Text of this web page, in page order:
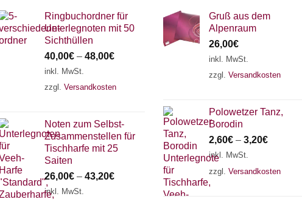
Ringbuchordner für
Unterlegnoten mit 50
Sichthüllen
40,00€ – 48,00€
inkl. MwSt.
zzgl. Versandkosten
Noten zum Selbst-
Zusammenstellen für
Tischharfe mit 25
Saiten
26,00€ – 43,20€
inkl. MwSt.
Gruß aus dem
Alpenraum
26,00€
inkl. MwSt.
zzgl. Versandkosten
Polowetzer Tanz,
Borodin
2,60€ – 3,20€
inkl. MwSt.
zzgl. Versandkosten